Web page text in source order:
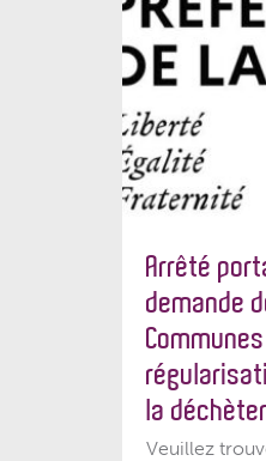
Arrêté
demande
la
Veuillez